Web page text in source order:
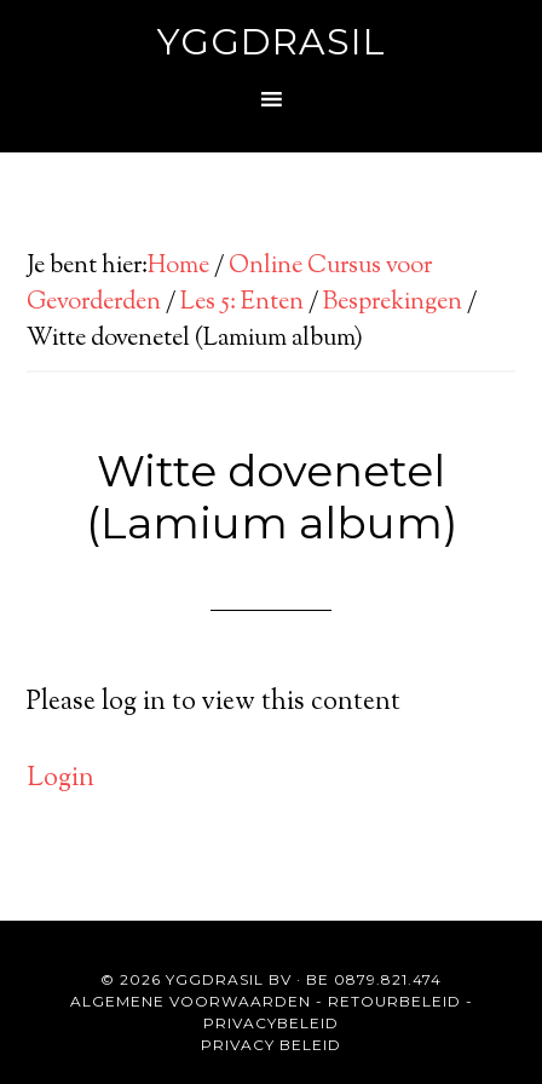
YGGDRASIL
Je bent hier:Home/Online Cursus voor
Gevorderden/Les 5: Enten/Besprekingen/
Witte dovenetel (Lamium album)
Witte dovenetel
(Lamium album)
Please log in to view this content
Login
© 2026 YGGDRASIL BV · BE 0879.821.474
ALGEMENE VOORWAARDEN - RETOURBELEID -
PRIVACYBELEID
PRIVACY BELEID